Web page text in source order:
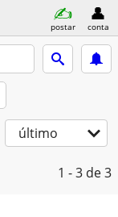
postar conta
último
1 - 3 de 3